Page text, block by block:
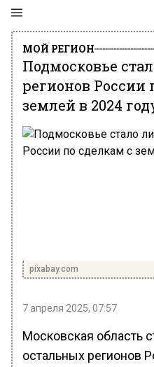
МОЙ РЕГИОН
Подмосковье
регионов России
землей в 2024
pixabay.com
7 апреля 2025, 07:57
Московская область
остальных регионов